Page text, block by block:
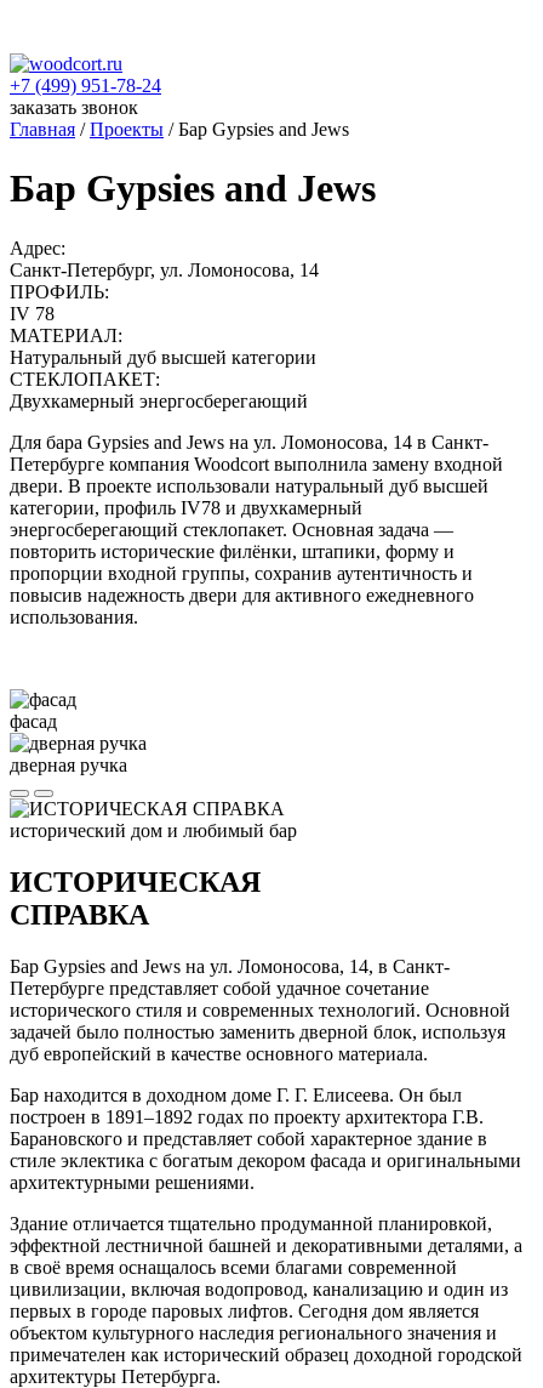
+7 (499) 951-78-24
заказать звонок
Главная / Проекты / Бар Gypsies and Jews
Бар Gypsies and Jews
Адрес:
Санкт-Петербург, ул. Ломоносова, 14
ПРОФИЛЬ:
IV 78
МАТЕРИАЛ:
Натуральный дуб высшей категории
СТЕКЛОПАКЕТ:
Двухкамерный энергосберегающий
Для бара Gypsies and Jews на ул. Ломоносова, 14 в Санкт-
Петербурге компания Woodcort выполнила замену входной
двери. В проекте использовали натуральный дуб высшей
категории, профиль IV78 и двухкамерный
энергосберегающий стеклопакет. Основная задача —
повторить исторические филёнки, штапики, форму и
пропорции входной группы, сохранив аутентичность и
повысив надежность двери для активного ежедневного
использования.
фасад
дверная ручка
исторический дом и любимый бар
ИСТОРИЧЕСКАЯ
СПРАВКА
Бар Gypsies and Jews на ул. Ломоносова, 14, в Санкт-
Петербурге представляет собой удачное сочетание
исторического стиля и современных технологий. Основной
задачей было полностью заменить дверной блок, используя
дуб европейский в качестве основного материала.
Бар находится в доходном доме Г. Г. Елисеева. Он был
построен в 1891–1892 годах по проекту архитектора Г.В.
Барановского и представляет собой характерное здание в
стиле эклектика с богатым декором фасада и оригинальными
архитектурными решениями.
Здание отличается тщательно продуманной планировкой,
эффектной лестничной башней и декоративными деталями, а
в своё время оснащалось всеми благами современной
цивилизации, включая водопровод, канализацию и один из
первых в городе паровых лифтов. Сегодня дом является
объектом культурного наследия регионального значения и
примечателен как исторический образец доходной городской
архитектуры Петербурга.